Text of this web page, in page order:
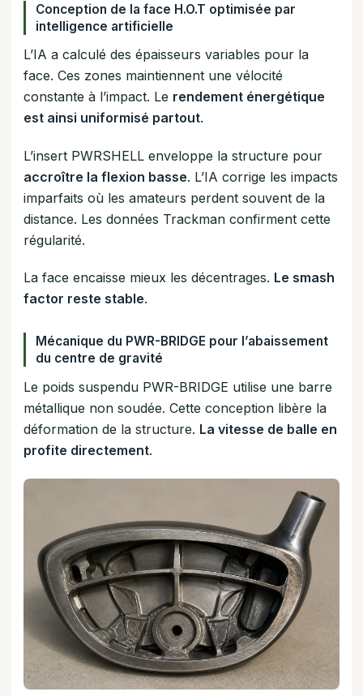
Conception de la face H.O.T optimisée par
intelligence artificielle
L’IA a calculé des épaisseurs variables pour la
face. Ces zones maintiennent une vélocité
constante à l’impact. Le rendement énergétique
est ainsi uniformisé partout.
L’insert PWRSHELL enveloppe la structure pour
accroître la flexion basse. L’IA corrige les impacts
imparfaits où les amateurs perdent souvent de la
distance. Les données Trackman confirment cette
régularité.
La face encaisse mieux les décentrages. Le smash
factor reste stable.
Mécanique du PWR-BRIDGE pour l’abaissement
du centre de gravité
Le poids suspendu PWR-BRIDGE utilise une barre
métallique non soudée. Cette conception libère la
déformation de la structure. La vitesse de balle en
profite directement.